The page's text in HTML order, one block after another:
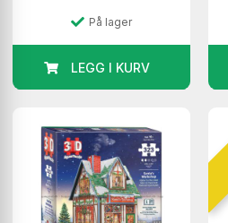
På lager
LEGG I KURV